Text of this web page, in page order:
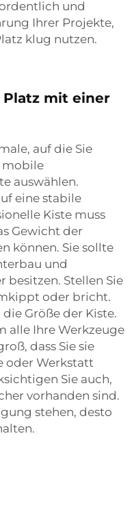
und
Ihrer Projekte,
klug nutzen.
Platz mit einer
auf die Sie
mobile
auswählen.
eine stabile
Kiste muss
Gewicht der
können. Sie sollte
und
besitzen. Stellen Sie
oder bricht.
Größe der Kiste.
alle Ihre Werkzeuge
dass Sie sie
oder Werkstatt
Sie auch,
vorhanden sind.
stehen, desto